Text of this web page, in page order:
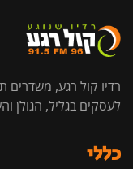
רדיו קול רגע, משדרים
לעסקים בגליל, הגולן
כללי